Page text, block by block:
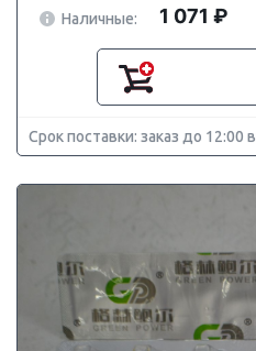
Наличные:
1 071 ₽
Срок поставки: заказ до 12:00